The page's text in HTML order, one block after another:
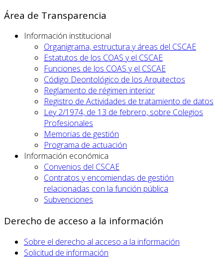
Área de Transparencia
Información institucional
Organigrama, estructura y áreas del CSCAE
Estatutos de los COAS y el CSCAE
Funciones de los COAS y el CSCAE
Código Deontológico de los Arquitectos
Reglamento de régimen interior
Registro de Actividades de tratamiento de datos
Ley 2/1974, de 13 de febrero, sobre Colegios
Profesionales
Memorias de gestión
Programa de actuación
Información económica
Convenios del CSCAE
Contratos y encomiendas de gestión
relacionadas con la función pública
Subvenciones
Derecho de acceso a la información
Sobre el derecho al acceso a la información
Solicitud de información